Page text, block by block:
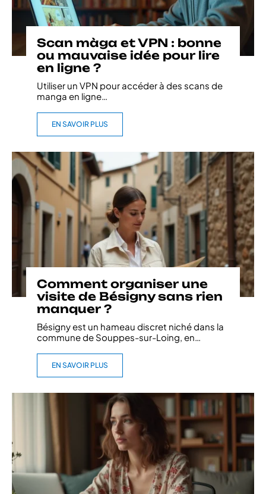
Scan màga et VPN : bonne
ou mauvaise idée pour lire
en ligne ?
Utiliser un VPN pour accéder à des scans de
manga en ligne
EN SAVOIR PLUS
Comment organiser une
visite de Bésigny sans rien
manquer ?
Bésigny est un hameau discret niché dans la
commune de Souppes-sur-Loing, en…
EN SAVOIR PLUS